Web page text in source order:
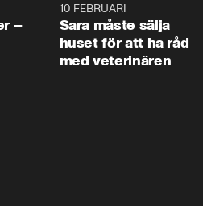
–
10 FEBRUARI
Sara måste sälja
huset för att ha råd
med veterinären